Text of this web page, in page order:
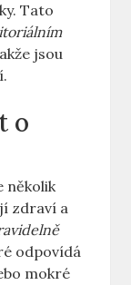
Tato
jsou
o
několik
zdraví a
odpovídá
mokré